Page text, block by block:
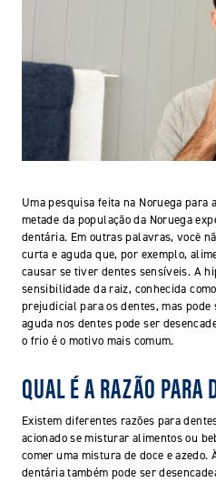
Uma pesquisa feita na Noruega para
metade da população da Noruega
dentária. Em outras palavras, você
curta e aguda que, por exemplo,
causar se tiver dentes sensíveis. A
sensibilidade da raiz, conhecida
prejudicial para os dentes, mas
aguda nos dentes pode ser
o frio é o motivo mais comum.
QUAL É A RAZÃO PARA
Existem diferentes razões para
acionado se misturar alimentos ou
comer uma mistura de doce e azedo.
dentária também pode ser